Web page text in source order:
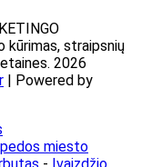
kūrimas, straipsnių
2026
| Powered by
miesto